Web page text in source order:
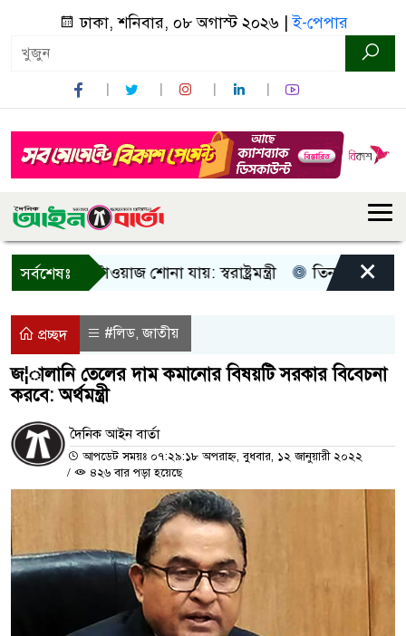
ঢাকা, শনিবার, ০৮ অগাস্ট ২০২৬ |ই-পেপার
সর্বশেষঃ
টাওয়াজ শোনা যায়: স্বরাষ্ট্রমন্ত্রী তিন দিনের মধ্যে গ্যাস
×
প্রচ্ছদ #লিড,জাতীয়
জ¦ালানি তেলের দাম কমানোর বিষয়টি সরকার বিবেচনা
করবে: অর্থমন্ত্রী
দৈনিক আইন বার্তা
আপডেট সময়ঃ ০৭:২৯:১৮ অপরাহ্ন, বুধবার, ১২ জানুয়ারী ২০২২
/
৪২৬ বার পড়া হয়েছে